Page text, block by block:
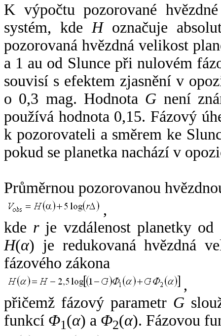
K výpočtu pozorované
systém, kde Hoznačuje
pozorovaná hvězdná velikost
a 1 au od Slunce při nulovém
souvisí s efektem zjasnění v
o 0,3 mag. Hodnota G není
používá hodnota 0,15. Fázový
k pozorovateli a směrem ke
pokud se planetka nachází v
Průměrnou pozorovanou
,
kde rje vzdálenost planetky od
H(α) je redukovaná hvězdná
fázového zákona
,
přičemž fázový parametr G
funkcí Φ1(α) a Φ2(α). Fázovou